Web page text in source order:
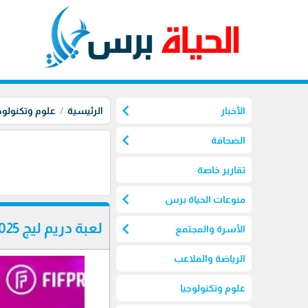
الأخبار chevron_left
الصحافة chevron_left
تقارير خاصة
منوعات الحياة برس chevron_left
الأسرة والمجتمع chevron_left
الرياضة والملاعب
علوم وتكنولوجيا
الرئيسية علوم
لعبة دريم ليج 2025